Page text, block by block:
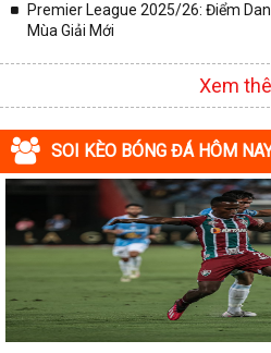
Premier League 2025/26: Điểm
Mùa Giải Mới
Xem
SOI KÈO BÓNG ĐÁ HÔM